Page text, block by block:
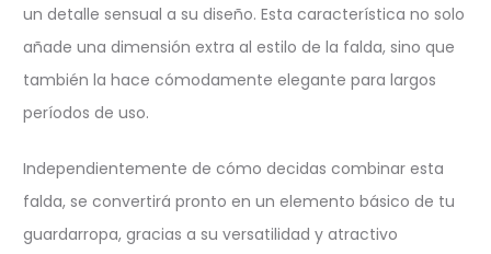
un detalle sensual a su diseño. Esta característica no solo
añade una dimensión extra al estilo de la falda, sino que
también la hace cómodamente elegante para largos
períodos de uso.
Independientemente de cómo decidas combinar esta
falda, se convertirá pronto en un elemento básico de tu
guardarropa, gracias a su versatilidad y atractivo